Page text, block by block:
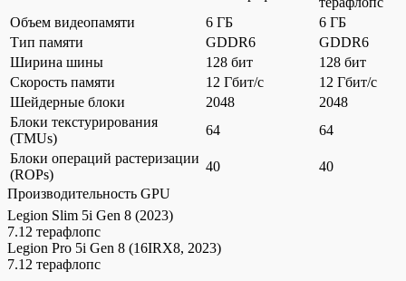
Объем видеопамяти
6 ГБ
6 ГБ
Тип памяти
GDDR6
GDDR6
Ширина шины
128 бит
128 бит
Скорость памяти
12 Гбит/с
12 Гбит/с
Шейдерные блоки
2048
2048
Блоки текстурирования
(TMUs)
64
64
Блоки операций растеризации
(ROPs)
40
40
Производительность GPU
Legion Slim 5i Gen 8 (2023)
7.12 терафлопс
Legion Pro 5i Gen 8 (16IRX8, 2023)
7.12 терафлопс